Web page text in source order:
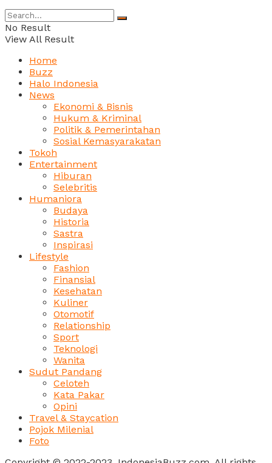
No Result
View All Result
Home
Buzz
Halo Indonesia
News
Ekonomi & Bisnis
Hukum & Kriminal
Politik & Pemerintahan
Sosial Kemasyarakatan
Tokoh
Entertainment
Hiburan
Selebritis
Humaniora
Budaya
Historia
Sastra
Inspirasi
Lifestyle
Fashion
Finansial
Kesehatan
Kuliner
Otomotif
Relationship
Sport
Teknologi
Wanita
Sudut Pandang
Celoteh
Kata Pakar
Opini
Travel & Staycation
Pojok Milenial
Foto